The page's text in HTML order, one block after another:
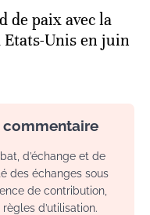
de paix avec la
Etats-Unis en juin
commentaire
d’échange et de
des échanges sous
de contribution,
d’utilisation.